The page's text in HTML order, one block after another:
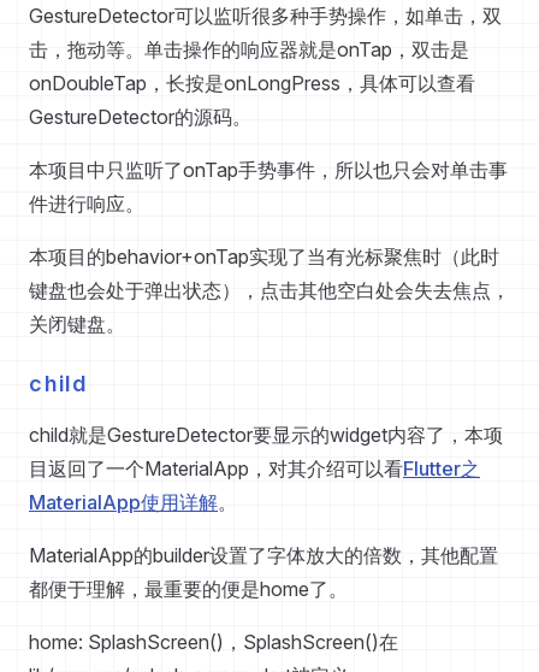
GestureDetector可以监听很多种手势操作，如单击，双
击，拖动等。单击操作的响应器就是onTap，双击是
onDoubleTap，长按是onLongPress，具体可以查看
GestureDetector的源码。
本项目中只监听了onTap手势事件，所以也只会对单击事
件进行响应。
本项目的behavior+onTap实现了当有光标聚焦时（此时
键盘也会处于弹出状态），点击其他空白处会失去焦点，
关闭键盘。
child
child就是GestureDetector要显示的widget内容了，本项
目返回了一个MaterialApp，对其介绍可以看Flutter之
MaterialApp使用详解。
MaterialApp的builder设置了字体放大的倍数，其他配置
都便于理解，最重要的便是home了。
home: SplashScreen()，SplashScreen()在